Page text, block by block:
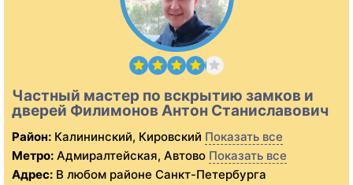
Частный мастер по вскрытию замков и
дверей Филимонов Антон Станиславович
Район: Калининский, Кировский Показать все
Метро: Адмиралтейская, Автово Показать все
Адрес: В любом районе Санкт-Петербурга